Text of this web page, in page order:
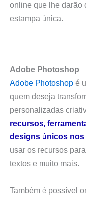
online que lhe darão
estampa única.
Adobe Photoshop
Adobe Photoshop é
quem deseja
personalizadas
recursos,
designs únicos
usar os recursos
textos e muito mais.
Também é possível